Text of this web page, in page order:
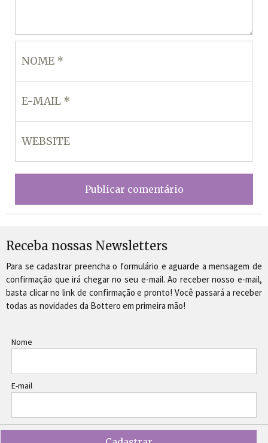
Receba nossas Newsletters
Para se cadastrar preencha o formulário e aguarde a mensagem de
confirmação que irá chegar no seu e-mail. Ao receber nosso e-mail,
basta clicar no link de confirmação e pronto! Você passará a receber
todas as novidades da Bottero em primeira mão!
Nome
E-mail